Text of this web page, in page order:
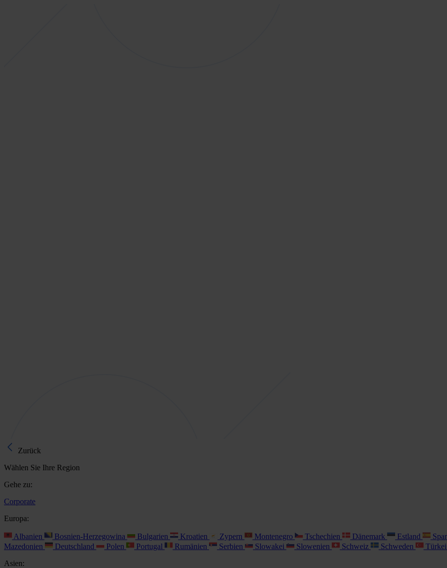
Zurück
Wählen Sie Ihre Region
Gehe zu:
Corporate
Europa:
Albanien Bosnien-Herzegowina Bulgarien Kroatien Zypern Montenegro Tschechien Dänemark Estland
Mazedonien
Deutschland Polen Portugal Rumänien Serbien Slowakei Slowenien Schweiz Schweden Türkei
Asien: